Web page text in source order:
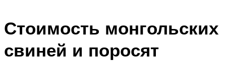
Стоимость монгольских
свиней и поросят